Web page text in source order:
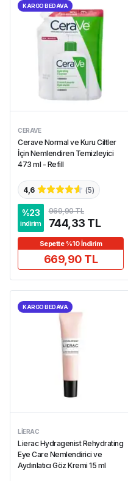
KARGO BEDAVA
CERAVE
Cerave Normal ve Kuru Ciltler
İçin Nemlendiren Temizleyici
473 ml - Refill
4,6 (5)
%23
indirim
969,90 TL
744,33 TL
Sepette %10 İndirim
669,90 TL
KARGO BEDAVA
LIERAC
Lierac Hydragenist Rehydrating
Eye Care Nemlendirici ve
Aydınlatıcı Göz Kremi 15 ml